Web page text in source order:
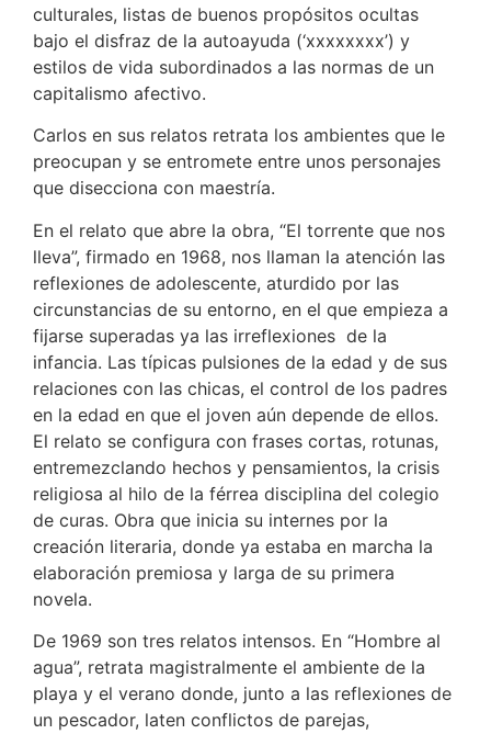
culturales, listas de buenos propósitos ocultas
bajo el disfraz de la autoayuda (‘xxxxxxxx’) y
estilos de vida subordinados a las normas de un
capitalismo afectivo.
Carlos en sus relatos retrata los ambientes que le
preocupan y se entromete entre unos personajes
que disecciona con maestría.
En el relato que abre la obra, “El torrente que nos
lleva”, firmado en 1968, nos llaman la atención las
reflexiones de adolescente, aturdido por las
circunstancias de su entorno, en el que empieza a
fijarse superadas ya las irreflexiones de la
infancia. Las típicas pulsiones de la edad y de sus
relaciones con las chicas, el control de los padres
en la edad en que el joven aún depende de ellos.
El relato se configura con frases cortas, rotunas,
entremezclando hechos y pensamientos, la crisis
religiosa al hilo de la férrea disciplina del colegio
de curas. Obra que inicia su internes por la
creación literaria, donde ya estaba en marcha la
elaboración premiosa y larga de su primera
novela.
De 1969 son tres relatos intensos. En “Hombre al
agua”, retrata magistralmente el ambiente de la
playa y el verano donde, junto a las reflexiones de
un pescador, laten conflictos de parejas,